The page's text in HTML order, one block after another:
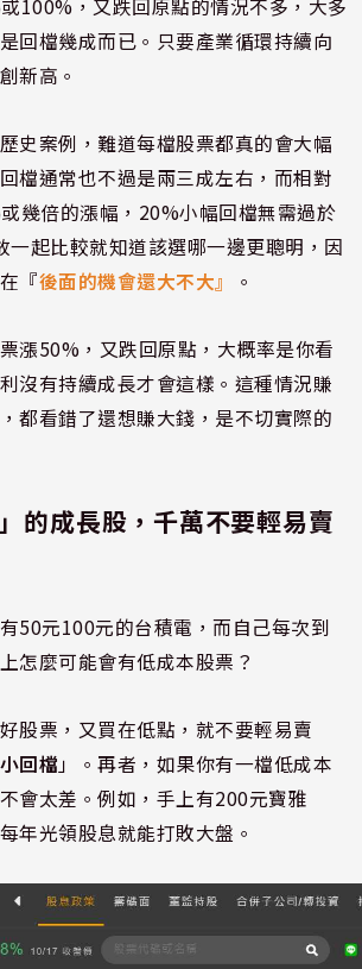
100%，又跌回原點的情況不多，大多
回檔幾成而已。只要產業循環持續向
新高。
史案例，難道每檔股票都真的會大幅
檔通常也不過是兩三成左右，而相對
幾倍的漲幅，20%小幅回檔無需過於
一起比較就知道該選哪一邊更聰明，因
『後面的機會還大不大』 。
漲50%，又跌回原點，大概率是你看
沒有持續成長才會這樣。這種情況賺
都看錯了還想賺大錢，是不切實際的
的成長股，千萬不要輕易賣
50元100元的台積電，而自己每次到
怎麼可能會有低成本股票？
股票，又買在低點，就不要輕易賣
回檔 」。再者，如果你有一檔低成本
會太差。例如，手上有200元寶雅
年光領股息就能打敗大盤。